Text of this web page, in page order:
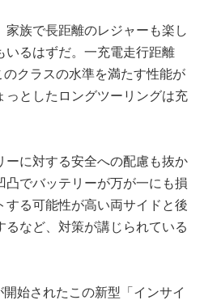
家族で長距離のレジャーも楽し
いるはずだ。一充電走行距離
のクラスの水準を満たす性能が
っとしたロングツーリングは充
ーに対する安全への配慮も抜か
凸でバッテリーが万が一にも損
する可能性が高い両サイドと後
など、対策が講じられている
始されたこの新型「インサイ